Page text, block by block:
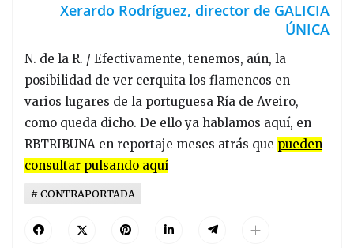
Xerardo Rodríguez, director de GALICIA
ÚNICA
N. de la R. / Efectivamente, tenemos, aún, la
posibilidad de ver cerquita los flamencos en
varios lugares de la portuguesa Ría de Aveiro,
como queda dicho. De ello ya hablamos aquí, en
RBTRIBUNA en reportaje meses atrás que pueden
consultar pulsando aquí
CONTRAPORTADA